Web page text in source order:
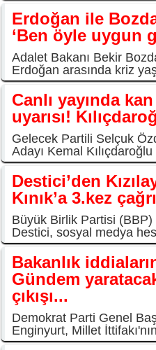
Erdoğan ile
‘Ben öyle uygun
Adalet Bakanı Bekir
Erdoğan arasında kriz
Canlı yayında
uyarısı!
Gelecek Partili Selçuk
Adayı Kemal
Destici’den
Kınık’a 3.kez çağrı
Büyük Birlik Partisi
Destici, sosyal medya
Bakanlık
Gündem
çıkışı...
Demokrat Parti Genel
Enginyurt, Millet